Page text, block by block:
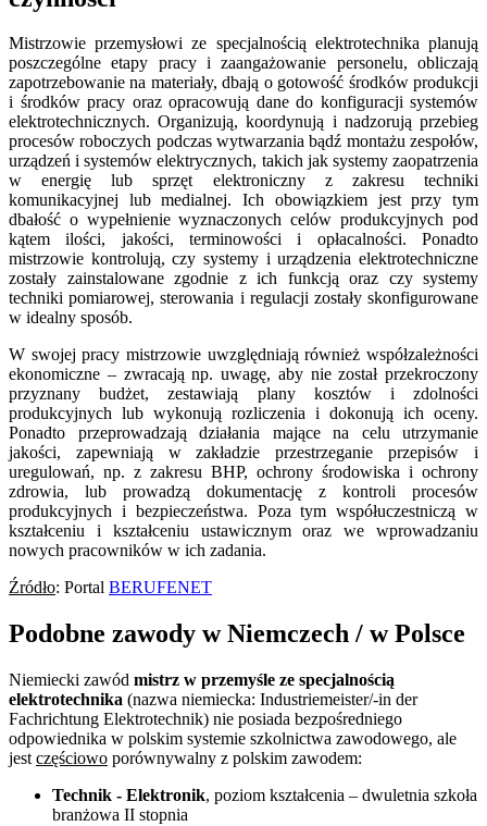
Mistrzowie przemysłowi ze specjalnością elektrotechnika planują
poszczególne etapy pracy i zaangażowanie personelu, obliczają
zapotrzebowanie na materiały, dbają o gotowość środków produkcji
i środków pracy oraz opracowują dane do konfiguracji systemów
elektrotechnicznych. Organizują, koordynują i nadzorują przebieg
procesów roboczych podczas wytwarzania bądź montażu zespołów,
urządzeń i systemów elektrycznych, takich jak systemy zaopatrzenia
w energię lub sprzęt elektroniczny z zakresu techniki
komunikacyjnej lub medialnej. Ich obowiązkiem jest przy tym
dbałość o wypełnienie wyznaczonych celów produkcyjnych pod
kątem ilości, jakości, terminowości i opłacalności. Ponadto
mistrzowie kontrolują, czy systemy i urządzenia elektrotechniczne
zostały zainstalowane zgodnie z ich funkcją oraz czy systemy
techniki pomiarowej, sterowania i regulacji zostały skonfigurowane
w idealny sposób.
W swojej pracy mistrzowie uwzględniają również współzależności
ekonomiczne – zwracają np. uwagę, aby nie został przekroczony
przyznany budżet, zestawiają plany kosztów i zdolności
produkcyjnych lub wykonują rozliczenia i dokonują ich oceny.
Ponadto przeprowadzają działania mające na celu utrzymanie
jakości, zapewniają w zakładzie przestrzeganie przepisów i
uregulowań, np. z zakresu BHP, ochrony środowiska i ochrony
zdrowia, lub prowadzą dokumentację z kontroli procesów
produkcyjnych i bezpieczeństwa. Poza tym współuczestniczą w
kształceniu i kształceniu ustawicznym oraz we wprowadzaniu
nowych pracowników w ich zadania.
Źródło: Portal BERUFENET
Podobne zawody w Niemczech / w Polsce
Niemiecki zawód mistrz w przemyśle ze specjalnością
elektrotechnika (nazwa niemiecka: Industriemeister/-in der
Fachrichtung Elektrotechnik) nie posiada bezpośredniego
odpowiednika w polskim systemie szkolnictwa zawodowego, ale
jest częściowo porównywalny z polskim zawodem:
Technik - Elektronik, poziom kształcenia – dwuletnia szkoła
branżowa II stopnia